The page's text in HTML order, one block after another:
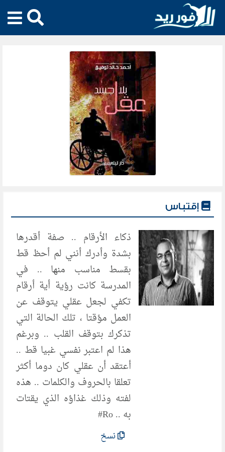
إقتباس
ذكاء الأرقام .. صفة أقدرها
بشدة وأدرك أنني لم أحظ قط
بقسط مناسب منها .. في
المدرسة كانت رؤية أية أرقام
تكفي لجعل عقلي يتوقف عن
العمل مؤقتا ، تلك الحالة التي
تذكرك بتوقف القلب .. وبرغم
هذا لم اعتبر نفسي غبيا قط ..
أعتقد أن عقلي كان دوما أكثر
تعلقا بالحروف والكلمات .. هذه
لفته وذلك غذاؤه الذي يقتات
به .. Ro#
نسخ